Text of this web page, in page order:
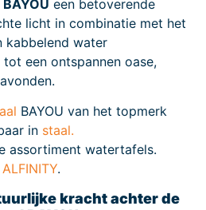
een betoverende
licht in combinatie met het
kabbelend water
een ontspannen oase,
BAYOU van het topmerk
in staal.
assortiment watertafels.
ALFINITY.
kracht achter de